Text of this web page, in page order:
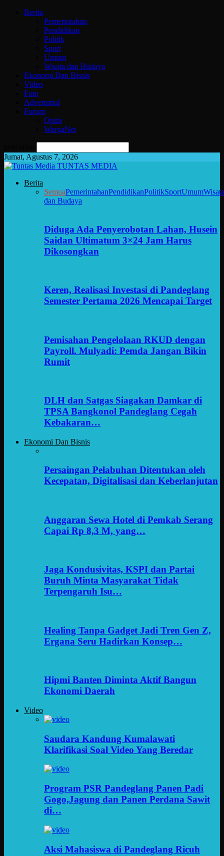
Berita
Pemerintahan
Pendidikan
Politik
Sport
Umum
Wisata dan Budaya
Ekonomi Dan Bisnis
Video
Foto
Advertorial
Forum
Opini
WargaNet
Jumat, Agustus 7, 2026
TUNTAS MEDIA
Berita
SemuaPemerintahanPendidikanPolitikSportUmumWisata
dan Budaya
Diduga Ada Penyerobotan Lahan, Husein
Saidan Ultimatum 3×24 Jam Harus
Dikosongkan
Keren, Realisasi Investasi di Pandeglang
Semester Pertama 2026 Mencapai Target
Pemisahan Pengelolaan RKUD dengan
Payroll. Mulyadi: Pemda Jangan Bikin
Rumit
DLH dan Satgas Siagakan Damkar di
TPSA Bangkonol Pandeglang Cegah
Kebakaran…
Ekonomi Dan Bisnis
Persaingan Pelabuhan Ditentukan oleh
Kecepatan, Digitalisasi dan Keberlanjutan
Anggaran Sewa Hotel di Pemkab Serang
Capai Rp 8,3 M, yang…
Jaga Kondusivitas, KSPI dan Partai
Buruh Minta Masyarakat Tidak
Terpengaruh Isu…
Healing Tanpa Gadget Jadi Tren Gen Z,
Ergana Seru Hadirkan Konsep…
Hipmi Banten Diminta Aktif Bangun
Ekonomi Daerah
Video
Saudara Kandung Kumalawati
Klarifikasi Soal Video Yang Beredar
Program PSR Pandeglang Panen Padi
Gogo,Jagung dan Panen Perdana Sawit
di…
Aksi Mahasiswa di Pandeglang Ricuh